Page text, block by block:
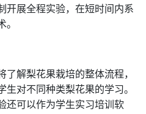
开展全程实验，在短时间内系
。
解梨花果栽培的整体流程，
对不同种类梨花果的学习。
还可以作为学生实习培训软